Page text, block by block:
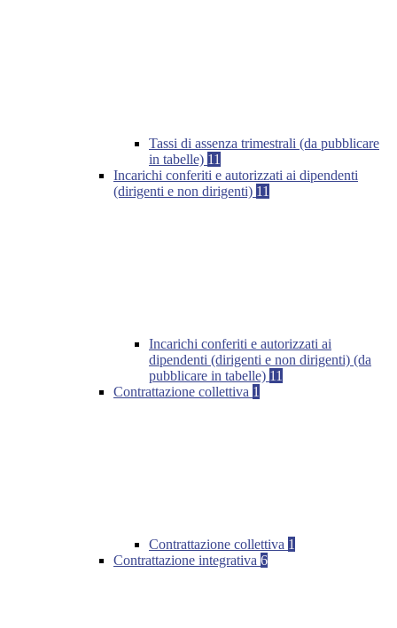
Tassi di assenza trimestrali (da pubblicare
in tabelle) 11
Incarichi conferiti e autorizzati ai dipendenti
(dirigenti e non dirigenti) 11
Incarichi conferiti e autorizzati ai
dipendenti (dirigenti e non dirigenti) (da
pubblicare in tabelle) 11
Contrattazione collettiva 1
Contrattazione collettiva 1
Contrattazione integrativa 6